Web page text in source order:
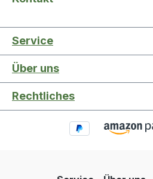
Service
Über uns
Rechtliches